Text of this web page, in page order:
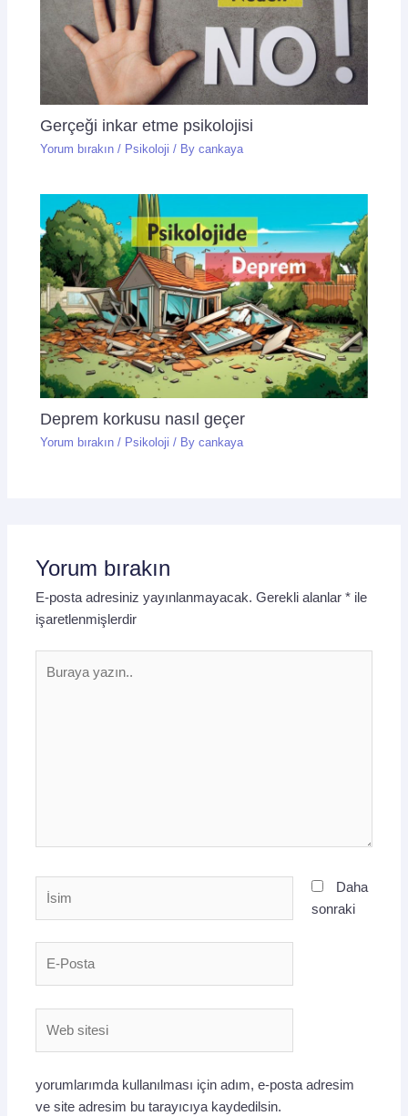
Gerçeği inkar etme psikolojisi
Yorum bırakın / Psikoloji / Bycankaya
Deprem korkusu nasıl geçer
Yorum bırakın / Psikoloji / Bycankaya
Yorum bırakın
E-posta adresiniz yayınlanmayacak. Gerekli alanlar* ile
işaretlenmişlerdir
yazın..
Daha
sonraki
yorumlarımda kullanılması için adım, e-posta adresim
ve site adresim bu tarayıcıya kaydedilsin.